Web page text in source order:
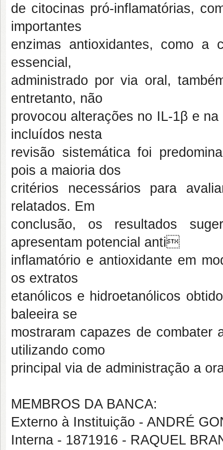
de citocinas pró-inflamatórias,
importantes
enzimas antioxidantes, como
essencial,
administrado por via oral,
entretanto, não
provocou alterações no IL-1β e
incluídos nesta
revisão sistemática foi
pois a maioria dos
critérios necessários para
relatados. Em
conclusão, os resultados
apresentam potencial anti
inflamatório e antioxidante em
os extratos
etanólicos e hidroetanólicos
baleeira se
mostraram capazes de combater
utilizando como
principal via de administração a
MEMBROS DA BANCA:
Externo à Instituição - ANDRÉ
Interna - 1871916 - RAQUEL